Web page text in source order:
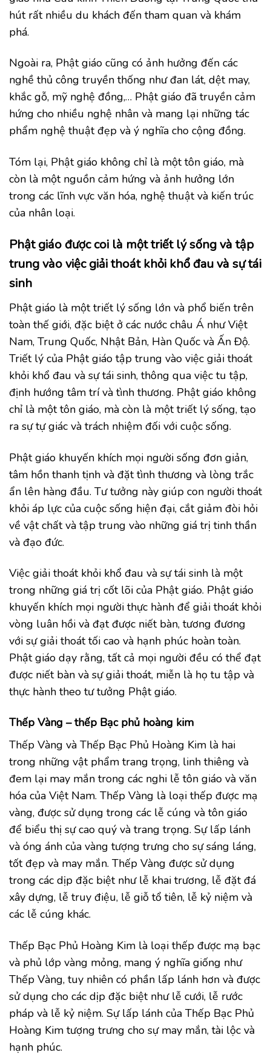
hút rất nhiều du khách đến tham quan và khám
phá.
Ngoài ra, Phật giáo cũng có ảnh hưởng đến các
nghề thủ công truyền thống như đan lát, dệt may,
khắc gỗ, mỹ nghệ đồng,… Phật giáo đã truyền cảm
hứng cho nhiều nghệ nhân và mang lại những tác
phẩm nghệ thuật đẹp và ý nghĩa cho cộng đồng.
Tóm lại, Phật giáo không chỉ là một tôn giáo, mà
còn là một nguồn cảm hứng và ảnh hưởng lớn
trong các lĩnh vực văn hóa, nghệ thuật và kiến trúc
của nhân loại.
Phật giáo được coi là một triết lý sống và tập
trung vào việc giải thoát khỏi khổ đau và sự tái
sinh
Phật giáo là một triết lý sống lớn và phổ biến trên
toàn thế giới, đặc biệt ở các nước châu Á như Việt
Nam, Trung Quốc, Nhật Bản, Hàn Quốc và Ấn Độ.
Triết lý của Phật giáo tập trung vào việc giải thoát
khỏi khổ đau và sự tái sinh, thông qua việc tu tập,
định hướng tâm trí và tình thương. Phật giáo không
chỉ là một tôn giáo, mà còn là một triết lý sống, tạo
ra sự tự giác và trách nhiệm đối với cuộc sống.
Phật giáo khuyến khích mọi người sống đơn giản,
tâm hồn thanh tịnh và đặt tình thương và lòng trắc
ẩn lên hàng đầu. Tư tưởng này giúp con người thoát
khỏi áp lực của cuộc sống hiện đại, cắt giảm đòi hỏi
về vật chất và tập trung vào những giá trị tinh thần
và đạo đức.
Việc giải thoát khỏi khổ đau và sự tái sinh là một
trong những giá trị cốt lõi của Phật giáo. Phật giáo
khuyến khích mọi người thực hành để giải thoát khỏi
vòng luân hồi và đạt được niết bàn, tương đương
với sự giải thoát tối cao và hạnh phúc hoàn toàn.
Phật giáo dạy rằng, tất cả mọi người đều có thể đạt
được niết bàn và sự giải thoát, miễn là họ tu tập và
thực hành theo tư tưởng Phật giáo.
Thếp Vàng – thếp Bạc phủ hoàng kim
Thếp Vàng và Thếp Bạc Phủ Hoàng Kim là hai
trong những vật phẩm trang trọng, linh thiêng và
đem lại may mắn trong các nghi lễ tôn giáo và văn
hóa của Việt Nam. Thếp Vàng là loại thếp được mạ
vàng, được sử dụng trong các lễ cúng và tôn giáo
để biểu thị sự cao quý và trang trọng. Sự lấp lánh
và óng ánh của vàng tượng trưng cho sự sáng láng,
tốt đẹp và may mắn. Thếp Vàng được sử dụng
trong các dịp đặc biệt như lễ khai trương, lễ đặt đá
xây dựng, lễ truy điệu, lễ giỗ tổ tiên, lễ kỷ niệm và
các lễ cúng khác.
Thếp Bạc Phủ Hoàng Kim là loại thếp được mạ bạc
và phủ lớp vàng mỏng, mang ý nghĩa giống như
Thếp Vàng, tuy nhiên có phần lấp lánh hơn và được
sử dụng cho các dịp đặc biệt như lễ cưới, lễ rước
pháp và lễ kỷ niệm. Sự lấp lánh của Thếp Bạc Phủ
Hoàng Kim tượng trưng cho sự may mắn, tài lộc và
hạnh phúc.